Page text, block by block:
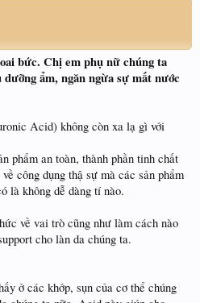
bức. Chị em phụ nữ chúng ta
ẩm, ngăn ngừa sự mất nước
Acid) không còn xa lạ gì với
phẩm an toàn, thành phần tinh chất
công dụng thậ sự mà các sản phẩm
là không dễ dàng tí nào.
về vai trò cũng như làm cách nào
cho làn da chúng ta.
ở các khớp, sụn của cơ thể chúng